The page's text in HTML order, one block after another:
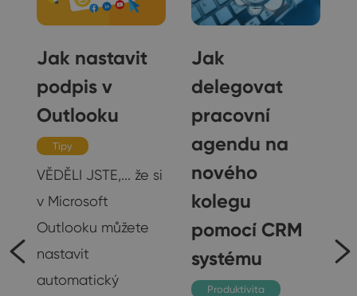
Jak nastavit
podpis v
Outlooku
Tipy
VĚDĚLI JSTE,... že si
v Microsoft
Outlooku můžete
nastavit
automatický
Jak
delegovat
pracovní
agendu na
nového
kolegu
pomocí CRM
systému
Produktivita